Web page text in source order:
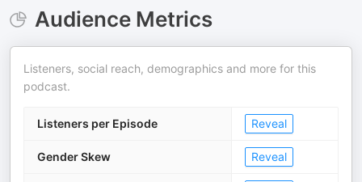
Audience Metrics
Listeners, social reach, demographics and more for this
podcast.
Listeners per Episode Reveal
Gender Skew Reveal